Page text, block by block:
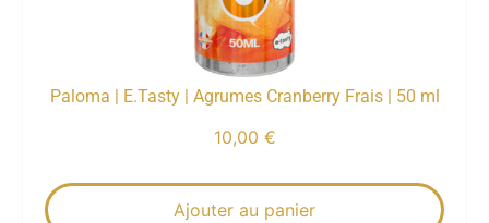
Paloma | E.Tasty | Agrumes Cranberry Frais | 50 ml
10,00 €
Ajouter au panier